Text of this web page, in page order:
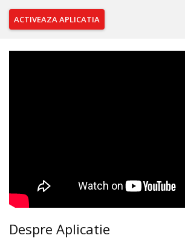
ACTIVEAZAAPLICATIA
Despre Aplicatie